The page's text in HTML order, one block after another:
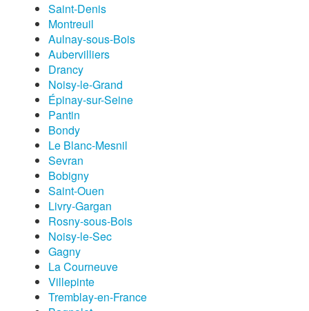
Saint-Denis
Montreuil
Aulnay-sous-Bois
Aubervilliers
Drancy
Noisy-le-Grand
Épinay-sur-Seine
Pantin
Bondy
Le Blanc-Mesnil
Sevran
Bobigny
Saint-Ouen
Livry-Gargan
Rosny-sous-Bois
Noisy-le-Sec
Gagny
La Courneuve
Villepinte
Tremblay-en-France